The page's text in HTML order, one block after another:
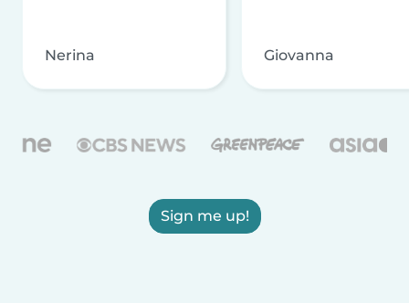
Nerina Giovanna
Sign me up!